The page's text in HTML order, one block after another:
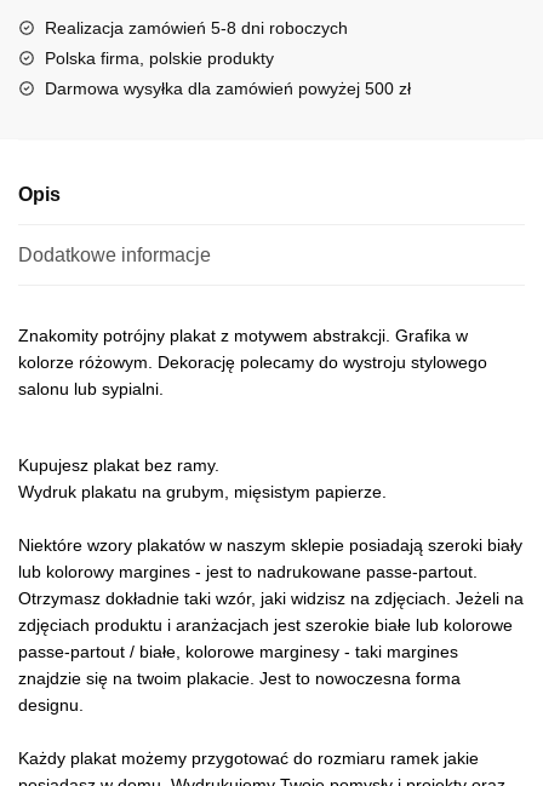
a
t
i
Realizacja zamówień 5-8 dni roboczych
Polska firma, polskie produkty
Darmowa wysyłka dla zamówień powyżej 500 zł
Opis
Dodatkowe informacje
Znakomity potrójny plakat z motywem abstrakcji. Grafika w
kolorze różowym. Dekorację polecamy do wystroju stylowego
salonu lub sypialni.
Kupujesz plakat bez ramy.
Wydruk plakatu na grubym, mięsistym papierze.
Niektóre wzory plakatów w naszym sklepie posiadają szeroki biały
lub kolorowy margines - jest to nadrukowane passe-partout.
Otrzymasz dokładnie taki wzór, jaki widzisz na zdjęciach. Jeżeli na
zdjęciach produktu i aranżacjach jest szerokie białe lub kolorowe
passe-partout / białe, kolorowe marginesy - taki margines
znajdzie się na twoim plakacie. Jest to nowoczesna forma
designu.
Każdy plakat możemy przygotować do rozmiaru ramek jakie